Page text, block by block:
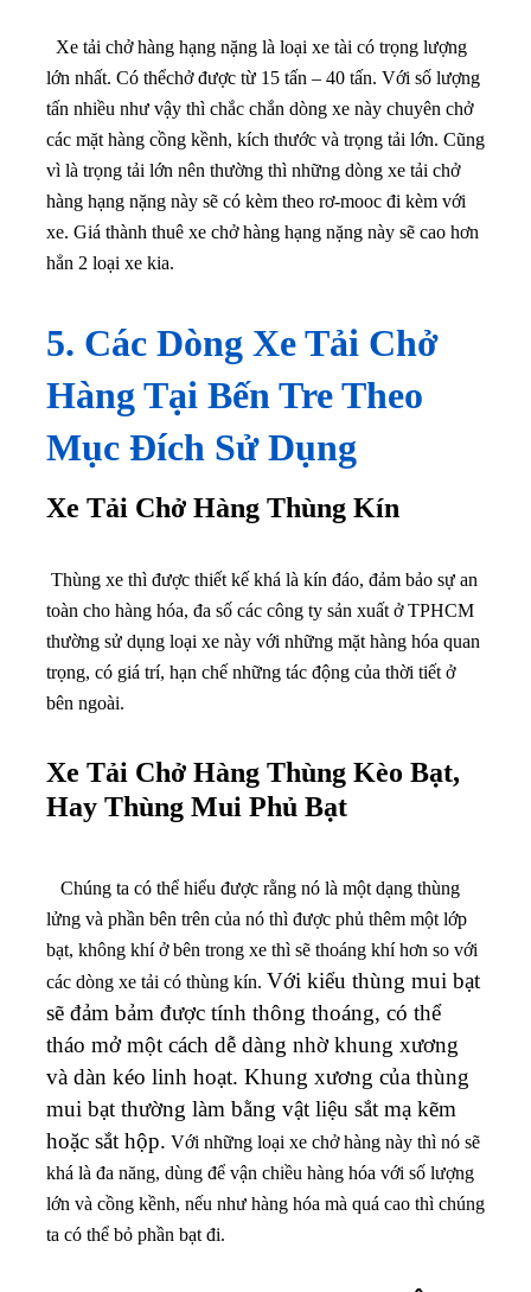
Xe tải chở hàng hạng nặng là loại xe tài có trọng lượng
lớn nhất. Có thểchở được từ 15 tấn – 40 tấn. Với số lượng
tấn nhiều như vậy thì chắc chắn dòng xe này chuyên chở
các mặt hàng cồng kềnh, kích thước và trọng tải lớn. Cũng
vì là trọng tải lớn nên thường thì những dòng xe tải chở
hàng hạng nặng này sẽ có kèm theo rơ-mooc đi kèm với
xe. Giá thành thuê xe chở hàng hạng nặng này sẽ cao hơn
hẳn 2 loại xe kia.
5. Các Dòng Xe Tải Chở
Hàng Tại Bến Tre Theo
Mục Đích Sử Dụng
Xe Tải Chở Hàng Thùng Kín
Thùng xe thì được thiết kế khá là kín đáo, đảm bảo sự an
toàn cho hàng hóa, đa số các công ty sản xuất ở TPHCM
thường sử dụng loại xe này với những mặt hàng hóa quan
trọng, có giá trí, hạn chế những tác động của thời tiết ở
bên ngoài.
Xe Tải Chở Hàng Thùng Kèo Bạt,
Hay Thùng Mui Phủ Bạt
Chúng ta có thể hiểu được rằng nó là một dạng thùng
lửng và phần bên trên của nó thì được phủ thêm một lớp
bạt, không khí ở bên trong xe thì sẽ thoáng khí hơn so với
các dòng xe tải có thùng kín. Với kiểu thùng mui bạt
sẽ đảm bảm được tính thông thoáng, có thể
tháo mở một cách dễ dàng nhờ khung xương
và dàn kéo linh hoạt. Khung xương của thùng
mui bạt thường làm bằng vật liệu sắt mạ kẽm
hoặc sắt hộp. Với những loại xe chở hàng này thì nó sẽ
khá là đa năng, dùng để vận chiều hàng hóa với số lượng
lớn và cồng kềnh, nếu như hàng hóa mà quá cao thì chúng
ta có thể bỏ phần bạt đi.